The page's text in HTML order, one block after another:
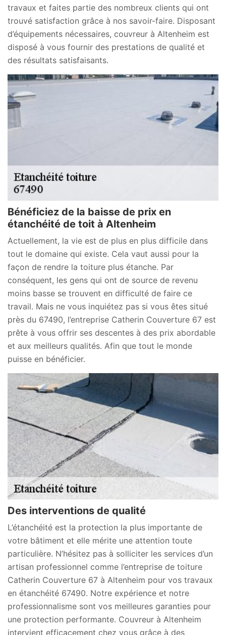
travaux et faites partie des nombreux clients qui ont
trouvé satisfaction grâce à nos savoir-faire. Disposant
d’équipements nécessaires, couvreur à Altenheim est
disposé à vous fournir des prestations de qualité et
des résultats satisfaisants.
Bénéficiez de la baisse de prix en
étanchéité de toit à Altenheim
Actuellement, la vie est de plus en plus difficile dans
tout le domaine qui existe. Cela vaut aussi pour la
façon de rendre la toiture plus étanche. Par
conséquent, les gens qui ont de source de revenu
moins basse se trouvent en difficulté de faire ce
travail. Mais ne vous inquiétez pas si vous êtes situé
près du 67490, l’entreprise Catherin Couverture 67 est
prête à vous offrir ses descentes à des prix abordable
et aux meilleurs qualités. Afin que tout le monde
puisse en bénéficier.
Des interventions de qualité
L’étanchéité est la protection la plus importante de
votre bâtiment et elle mérite une attention toute
particulière. N’hésitez pas à solliciter les services d’un
artisan professionnel comme l’entreprise de toiture
Catherin Couverture 67 à Altenheim pour vos travaux
en étanchéité 67490. Notre expérience et notre
professionnalisme sont vos meilleures garanties pour
une protection performante. Couvreur à Altenheim
intervient efficacement chez vous grâce à des